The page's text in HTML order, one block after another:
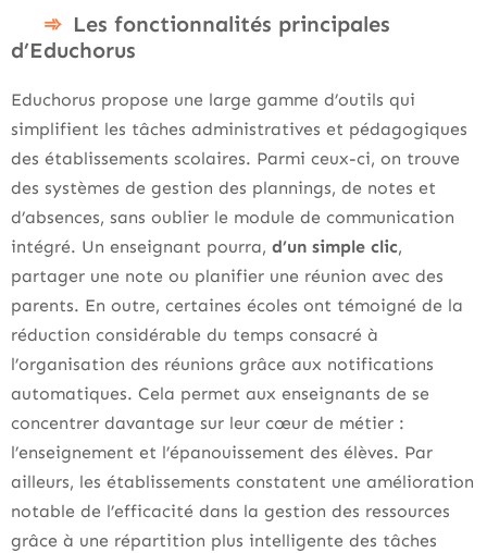
Les fonctionnalités principales
d’Educhorus
Educhorus propose une large gamme d’outils qui
simplifient les tâches administratives et pédagogiques
des établissements scolaires. Parmi ceux-ci, on trouve
des systèmes de gestion des plannings, de notes et
d’absences, sans oublier le module de communication
intégré. Un enseignant pourra, d’un simple clic,
partager une note ou planifier une réunion avec des
parents. En outre, certaines écoles ont témoigné de la
réduction considérable du temps consacré à
l’organisation des réunions grâce aux notifications
automatiques. Cela permet aux enseignants de se
concentrer davantage sur leur cœur de métier :
l’enseignement et l’épanouissement des élèves. Par
ailleurs, les établissements constatent une amélioration
notable de l’efficacité dans la gestion des ressources
grâce à une répartition plus intelligente des tâches